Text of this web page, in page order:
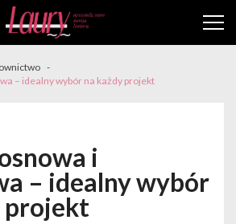
– idealny wybór na każdy projekt
i
– idealny wybór
projekt